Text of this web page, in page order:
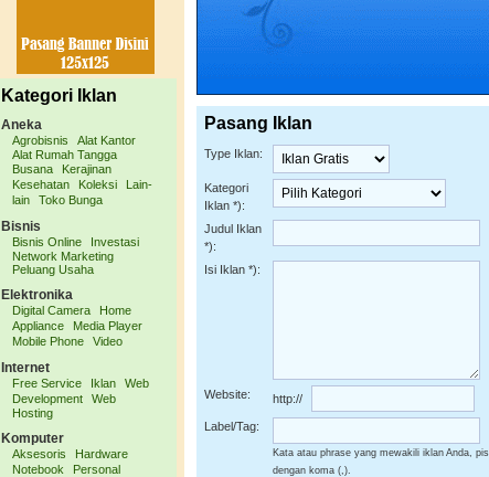
Kategori Iklan
Aneka
Agrobisnis
Alat Kantor
Alat Rumah Tangga
Busana
Kerajinan
Kesehatan
Koleksi
Lain-
lain
Toko Bunga
Bisnis
Bisnis Online
Investasi
Network Marketing
Peluang Usaha
Elektronika
Digital Camera
Home
Appliance
Media Player
Mobile Phone
Video
Internet
Free Service Iklan
Web
Development
Web
Hosting
Komputer
Aksesoris
Hardware
Notebook
Personal
Pasang Iklan
Type Iklan:
Kategori
Iklan *):
Judul Iklan
*):
Isi Iklan *):
Website: http://
Label/Tag:
Kata atau phrase yang mewakili iklan Anda,
dengan koma (,).